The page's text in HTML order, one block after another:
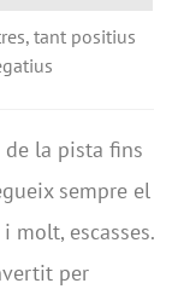
tant positius
la pista fins
sempre el
molt, escasses.
per